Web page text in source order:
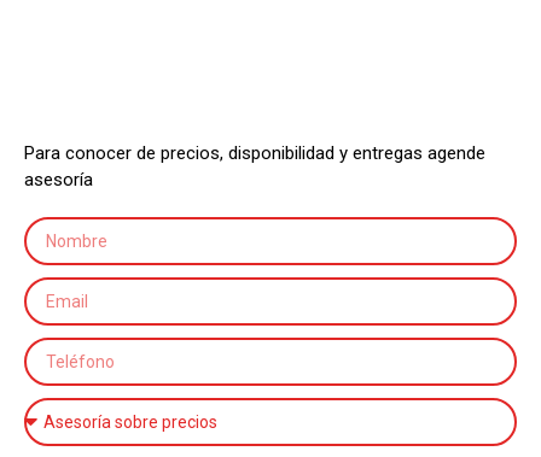
Para conocer de precios, disponibilidad y entregas agende
asesoría